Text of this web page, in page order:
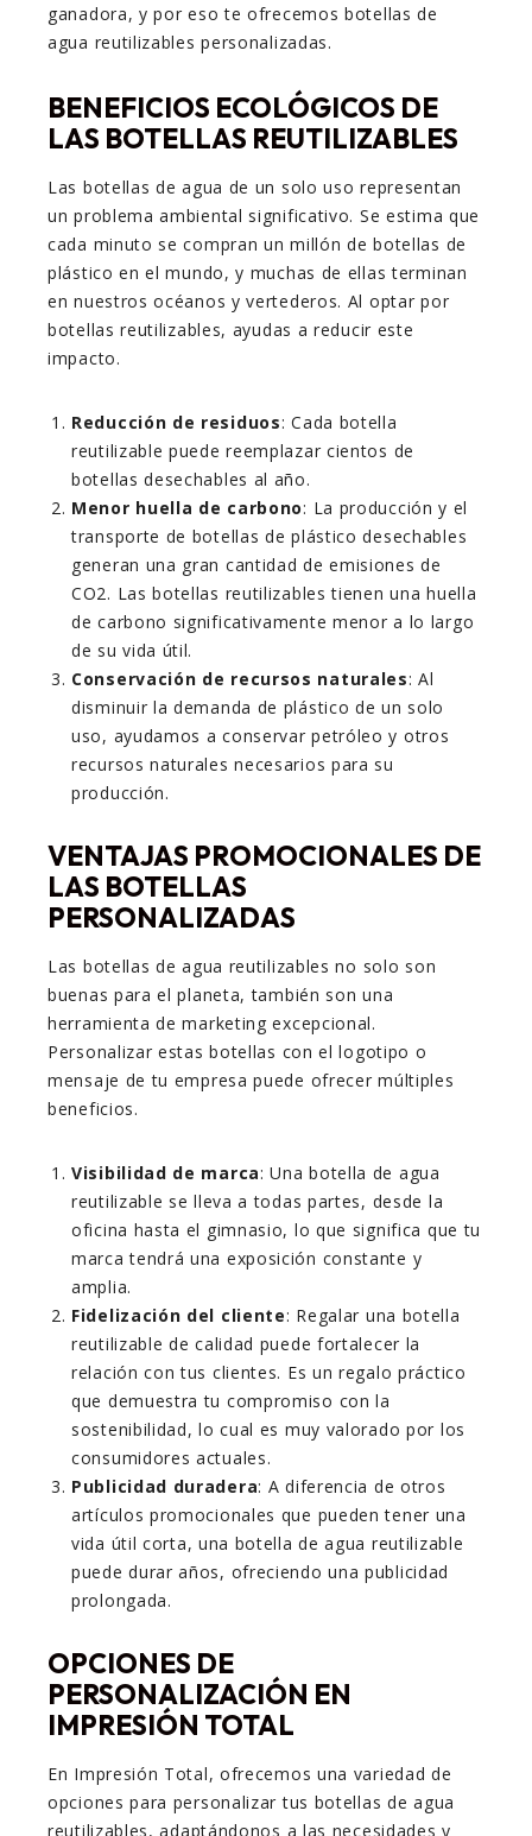
ganadora, y por eso te ofrecemos botellas de
agua reutilizables personalizadas.
BENEFICIOS ECOLÓGICOS DE
LAS BOTELLAS REUTILIZABLES
Las botellas de agua de un solo uso representan
un problema ambiental significativo. Se estima que
cada minuto se compran un millón de botellas de
plástico en el mundo, y muchas de ellas terminan
en nuestros océanos y vertederos. Al optar por
botellas reutilizables, ayudas a reducir este
impacto.
Reducción de residuos: Cada botella
reutilizable puede reemplazar cientos de
botellas desechables al año.
Menor huella de carbono: La producción y el
transporte de botellas de plástico desechables
generan una gran cantidad de emisiones de
CO2. Las botellas reutilizables tienen una huella
de carbono significativamente menor a lo largo
de su vida útil.
Conservación de recursos naturales: Al
disminuir la demanda de plástico de un solo
uso, ayudamos a conservar petróleo y otros
recursos naturales necesarios para su
producción.
VENTAJAS PROMOCIONALES DE
LAS BOTELLAS
PERSONALIZADAS
Las botellas de agua reutilizables no solo son
buenas para el planeta, también son una
herramienta de marketing excepcional.
Personalizar estas botellas con el logotipo o
mensaje de tu empresa puede ofrecer múltiples
beneficios.
Visibilidad de marca: Una botella de agua
reutilizable se lleva a todas partes, desde la
oficina hasta el gimnasio, lo que significa que tu
marca tendrá una exposición constante y
amplia.
Fidelización del cliente: Regalar una botella
reutilizable de calidad puede fortalecer la
relación con tus clientes. Es un regalo práctico
que demuestra tu compromiso con la
sostenibilidad, lo cual es muy valorado por los
consumidores actuales.
Publicidad duradera: A diferencia de otros
artículos promocionales que pueden tener una
vida útil corta, una botella de agua reutilizable
puede durar años, ofreciendo una publicidad
prolongada.
OPCIONES DE
PERSONALIZACIÓN EN
IMPRESIÓN TOTAL
En Impresión Total, ofrecemos una variedad de
opciones para personalizar tus botellas de agua
reutilizables, adaptándonos a las necesidades y